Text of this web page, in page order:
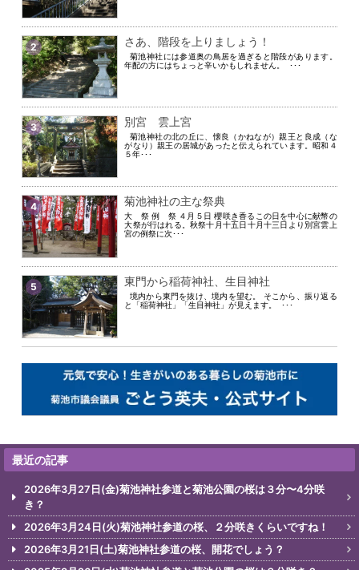
2 さあ、階段を上りましょう！
菊池神社には参道奥の鳥居を過ぎると階段があります。
年配の方にはちょっと辛いかもしれません。 ･･･
3 別宮 雲上宮
菊池神社の北の丘に、懐良（かねなが）親王と良成（な
がなり）親王の居城があったと伝えられています。昭和４
５年･･･
4 菊池神社の主な祭典
大 祭 例 祭 ４月５日 櫻咲き香るこの日を中心に献幣の
大祭が行はれる。秋祭十月十五日十月十三日より別宮雲上
宮の例祭に次･･･
5 東門から稲荷神社、生目神社
境内から東門を抜け、境内を望む。 そこから、振り返る
と「稲荷神社」「生目神社」が見えます。 ･･･
最近の記事
2026年3月27日(金)菊池神社参道と菊池公園の桜は３分〜4分咲
き？
2026年3月24日(火)菊池神社参道の桜、２分咲きくらいですね！
2026年3月21日(土)菊池神社参道の桜、開花でしょう？